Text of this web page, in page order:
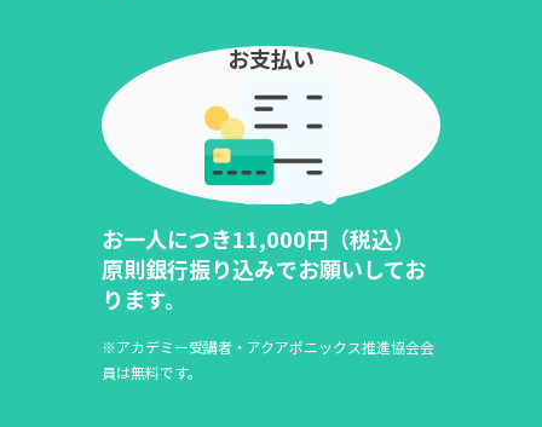
お支払い
お一人につき11,000円（税込）
原則銀行振り込みでお願いしてお
ります。
※アカデミー受講者・アクアポニックス推進協会会
員は無料です。